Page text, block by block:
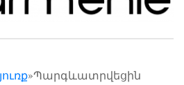
»Պարգևատրվեցին